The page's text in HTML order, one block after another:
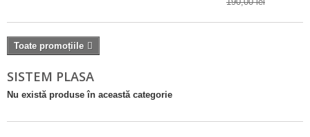
Toate promoțiile
SISTEM PLASA
Nu există produse în această categorie